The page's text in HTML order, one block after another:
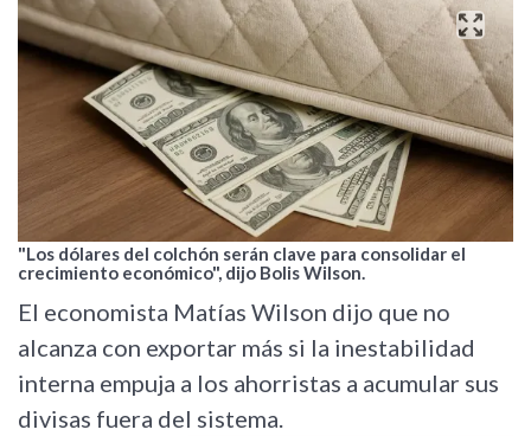
"Los dólares del colchón serán clave para consolidar el
crecimiento económico", dijo Bolis Wilson.
El economista Matías Wilson dijo que no
alcanza con exportar más si la inestabilidad
interna empuja a los ahorristas a acumular sus
divisas fuera del sistema.